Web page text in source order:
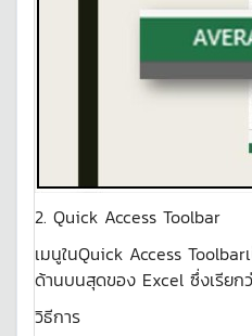
2. Quick Access Toolbar
เมนูในQuick Access
ด้านบนสุดของ Excel ซึ่งเรียก
วิธีการ